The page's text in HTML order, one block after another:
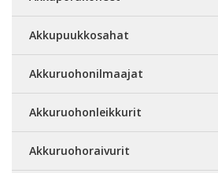
Akkupuukkosahat
Akkuruohonilmaajat
Akkuruohonleikkurit
Akkuruohoraivurit